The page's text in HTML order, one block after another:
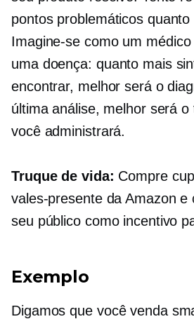
pontos problemáticos quanto
Imagine-se como um
uma doença: quanto mais
encontrar, melhor será o
última análise, melhor será
você administrará.
Truque de vida: Compre
vales-presente da Amazon e
seu público como incentivo
Exemplo
Digamos que você venda